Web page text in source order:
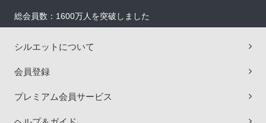
総会員数：1600万人を突破しました
シルエットについて
会員登録
プレミアム会員サービス